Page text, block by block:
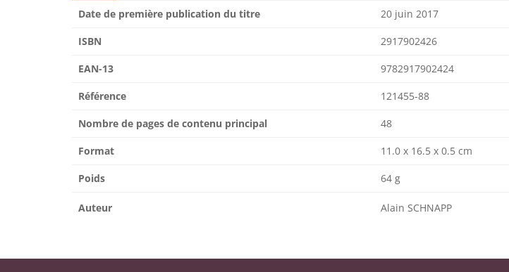
Date de première publication du titre 20 juin 2017
ISBN 2917902426
EAN-13 9782917902424
Référence 121455-88
Nombre de pages de contenu principal 48
Format 11.0 x 16.5 x 0.5 cm
Poids 64 g
Auteur Alain SCHNAPP